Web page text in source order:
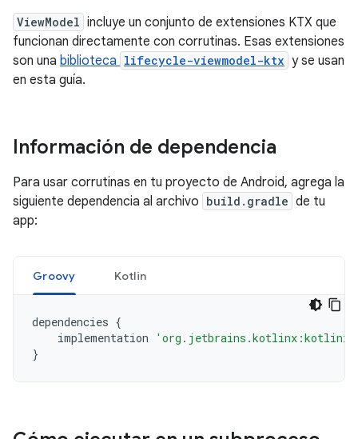
ViewModel incluye un conjunto de extensiones KTX que
funcionan directamente con corrutinas. Esas extensiones
son una biblioteca lifecycle-viewmodel-ktx y se usan
en esta guía.
Información de dependencia
Para usar corrutinas en tu proyecto de Android, agrega la
siguiente dependencia al archivo build.gradle de tu
app:
Groovy Kotlin
dependencies {
implementation
'org.jetbrains.kotlinx:kotlinx-
}